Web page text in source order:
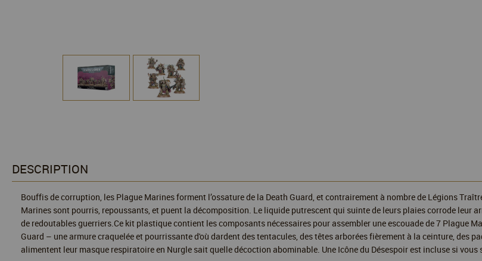
DESCRIPTION
Bouffis de corruption, les Plague Marines forment l’ossature de la Death Guard, et contrairement à nombre de Légions
Marines sont pourris, repoussants, et puent la décomposition. Le liquide putrescent qui suinte de leurs plaies corrode leur
de redoutables guerriers.Ce kit plastique contient les composants nécessaires pour assembler une escouade de 7 Plague
Guard – une armure craquelée et pourrissante d'où dardent des tentacules, des têtes arborées fièrement à la ceinture, des
alimentent leur masque respiratoire en Nurgle sait quelle décoction abominable. Une Icône du Désespoir est incluse si vous